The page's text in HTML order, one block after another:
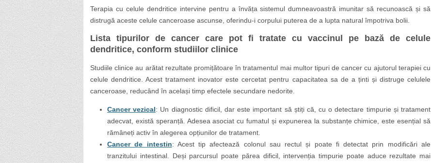
Terapia cu celule dendritice intervine pentru a învăța sistemul dumneavoastră imunitar să recunoască și să
distrugă aceste celule canceroase ascunse, oferindu-i corpului puterea de a lupta natural împotriva bolii.
Lista tipurilor de cancer care pot fi tratate cu vaccinul pe bază de celule
dendritice, conform studiilor clinice
Studiile clinice au arătat rezultate promițătoare în tratamentul mai multor tipuri de cancer cu ajutorul terapiei cu
celule dendritice. Acest tratament inovator este cercetat pentru capacitatea sa de a ținti și distruge celulele
canceroase, reducând în același timp efectele secundare nedorite.
Cancer vezical: Un diagnostic dificil, dar este important să știți că, cu o detectare timpurie și tratament
adecvat, există speranță. Adesea asociat cu fumatul și expunerea la substanțe chimice, este esențial să
rămâneți activ în alegerea opțiunilor de tratament.
Cancer de intestin: Acest tip afectează colonul sau rectul și poate fi detectat prin modificări ale
tranzitului intestinal. Deși parcursul poate părea dificil, intervenția timpurie poate aduce rezultate mai